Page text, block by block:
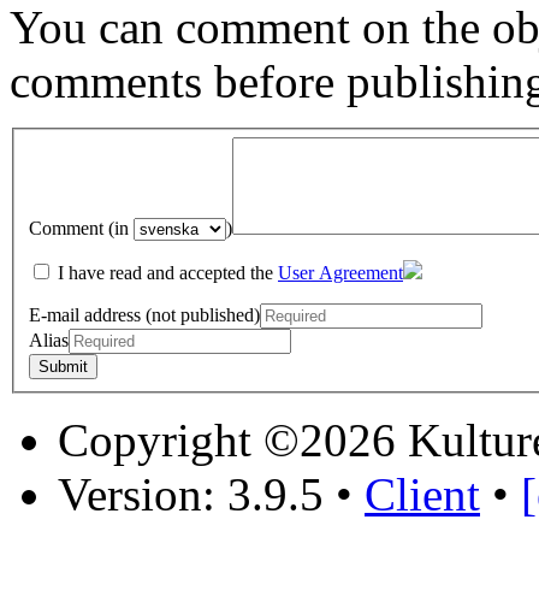
You can comment on the
comments before
Comment (in )
I have read and accepted the User Agreement
E-mail address (not published)
Alias
Copyright ©2026
Version: 3.9.5 • Client •